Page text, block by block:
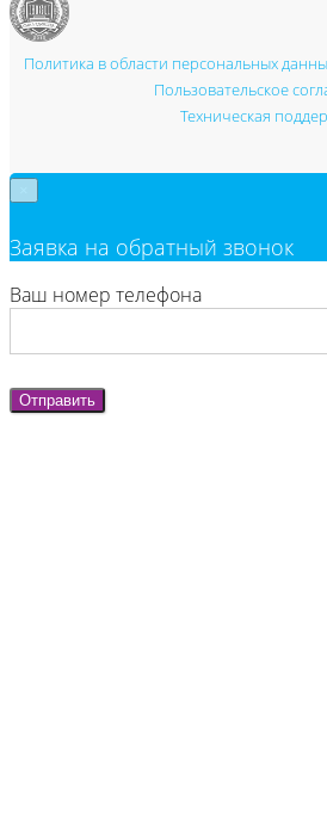
Политика в области персональных
Пользовательское
Техническая
Заявка на обратный звонок
Ваш номер телефона
Отправить